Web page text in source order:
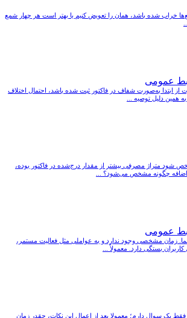
خراب شده باشد، همان را تعویض کنیم یا بهتر است هر چهار شمع
عمومی
از ابتدا به‌صورت شفاف در فاکتور ثبت شده باشد، احتمال اختلاف
همین دلیل توصیه ...
شود متراژ مصرفی بیشتر از مقدار درج‌شده در فاکتور بوده،
اضافه چگونه مشخص می‌شود؟ ...
عمومی
زمان مشخصی وجود ندارد و به عواملی مثل فعالیت مستمر،
کاربران بستگی دارد. معمولاً ...
یک سوال دارم؛ معمولا بعد از اعمال این نکات، چقدر زمان